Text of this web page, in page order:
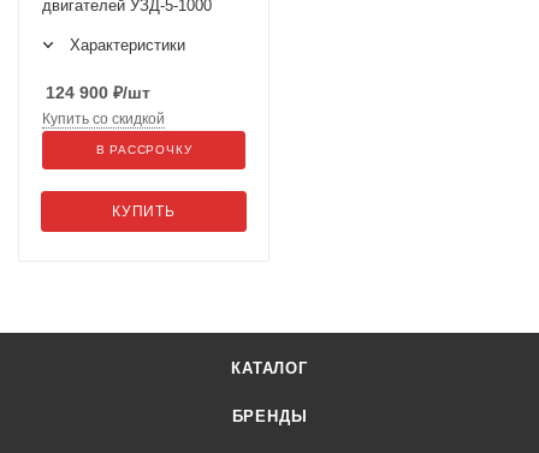
двигателей УЗД-5-1000
Характеристики
124 900 ₽/шт
КУПИТЬ
Купить со скидкой
В РАССРОЧКУ
КАТАЛОГ
БРЕНДЫ